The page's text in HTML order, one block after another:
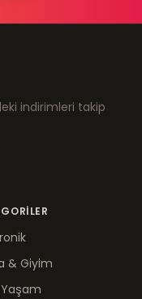
indirimleri takip
& Giyim